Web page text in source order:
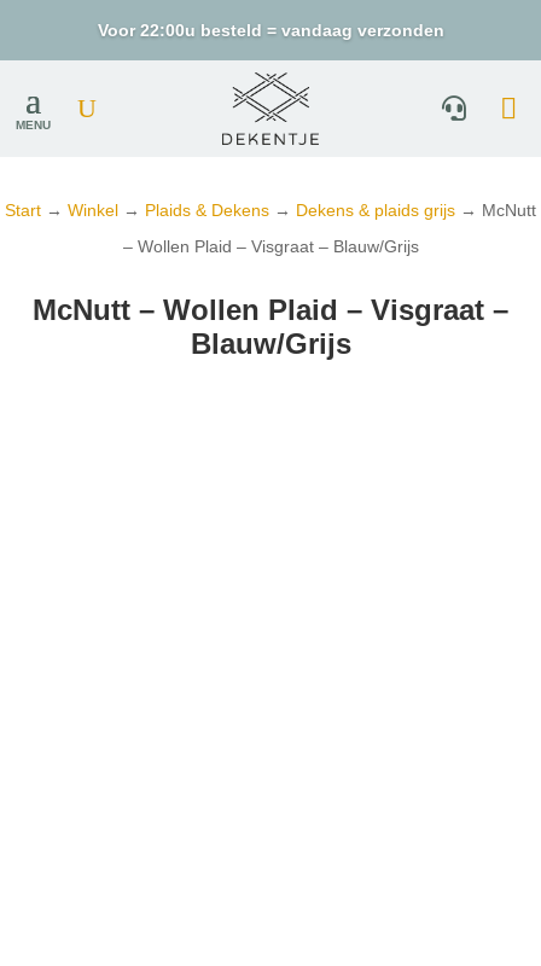
Voor 22:00u besteld = vandaag verzonden
MENU
Start → Winkel → Plaids & Dekens → Dekens & plaids grijs → McNutt
– Wollen Plaid – Visgraat – Blauw/Grijs
McNutt – Wollen Plaid – Visgraat –
Blauw/Grijs